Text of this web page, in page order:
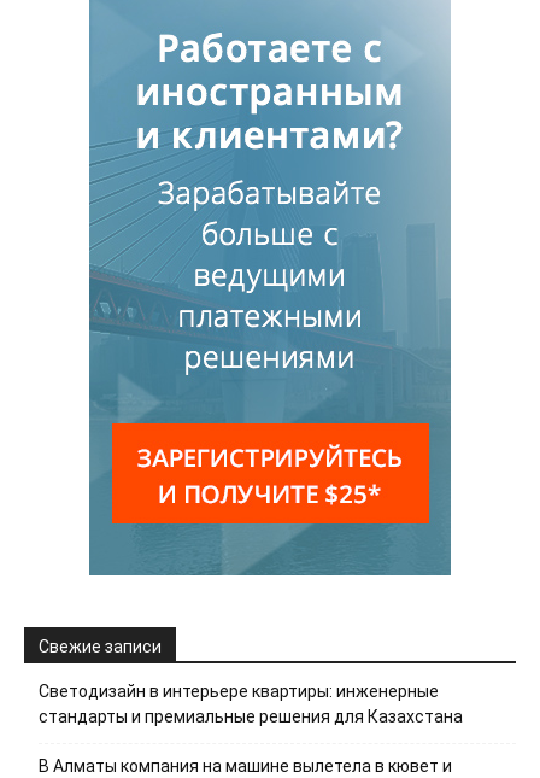
Свежие записи
Светодизайн в интерьере квартиры: инженерные
стандарты и премиальные решения для Казахстана
В Алматы компания на машине вылетела в кювет и